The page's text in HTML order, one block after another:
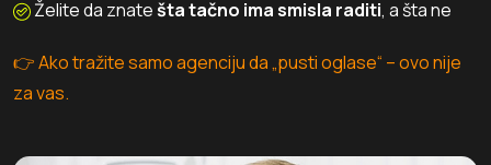
Želite da znatešta tačno ima smisla raditi, a šta ne
👉 Ako tražite samo agenciju da „pusti oglase“ – ovo nije
za vas.